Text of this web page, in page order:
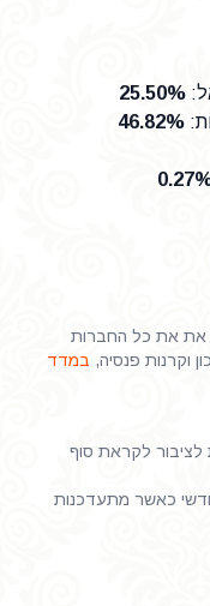
:
25.50%
:
46.82%
את את כל החברות
וקרנות פנסיה, במדד
לקראת סוף
כאשר מתעדכנות